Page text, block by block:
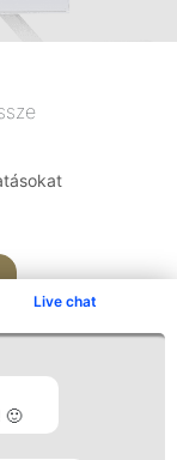
Live chat
🙂